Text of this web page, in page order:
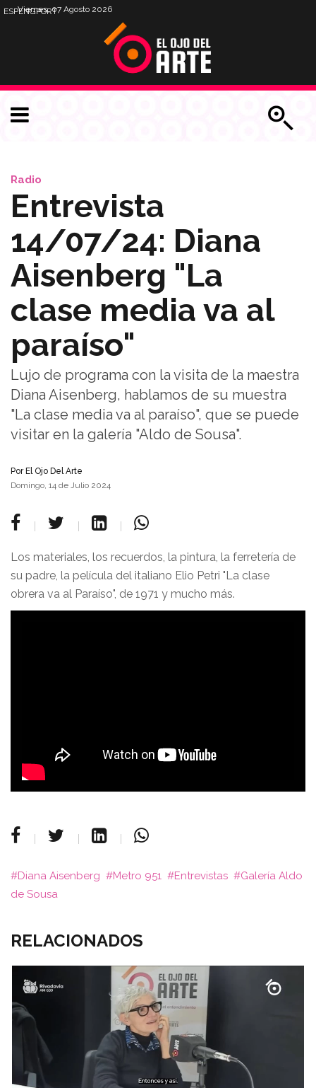
Viernes, 07 Agosto 2026
ESPENGPORT
Radio
Entrevista
14/07/24: Diana
Aisenberg "La
clase media va al
paraíso"
Lujo de programa con la visita de la maestra
Diana Aisenberg, hablamos de su muestra
"La clase media va al paraíso", que se puede
visitar en la galería "Aldo de Sousa".
Por El Ojo Del Arte
Domingo, 14 de Julio 2024
Los materiales, los recuerdos, la pintura, la ferretería de
su padre, la película del italiano Elio Petri "La clase
obrera va al Paraíso", de 1971 y mucho más.
Diana Aisenberg Metro 951 Entrevistas
Galería Aldo
de Sousa
RELACIONADOS